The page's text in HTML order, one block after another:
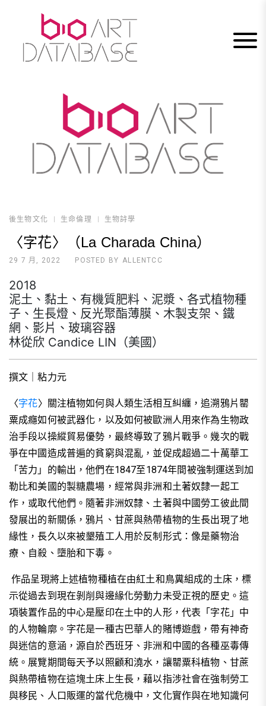
後生物文化 生命倫理 生物詩學
〈字花〉（La Charada China）
29 7 月, 2022 POSTED BY ALLENTCC
2018
泥土、黏土、有機質肥料、泥漿、各式植物種
子、生長燈、反光聚酯薄膜、木製支架、鐵
網、影片、玻璃容器
林從欣 Candice LIN（美國）
撰文｜粘力元
〈字花〉關注植物如何與人類生活相互糾纏，追溯鴉片罌
粟成癮如何被武器化，以及如何被歐洲人用來作為生物政
治手段以操縱貿易優勢，最終導致了鴉片戰爭。幾次的戰
爭在中國造成普遍的貧窮與混亂，並促成超過二十萬華工
「苦力」的輸出，他們在1847至1874年間被強制運送到加
勒比和美國的製糖農場，經常與非洲和土著奴隸一起工
作，或取代他們。隨著非洲奴隸、土著與中國勞工彼此間
發展出的新關係，鴉片、甘蔗與熱帶植物的生長出現了地
緣性，長久以來被墾殖工人用於反制形式：像是藥物治
療、自殺、墮胎和下毒。
作品呈現將上述植物種植在由紅土和鳥糞組成的土床，標
示從過去到現在剝削與邊緣化勞動力未受正視的歷史。這
項裝置作品的中心是壓印在土中的人形，代表「字花」中
的人物輪廓。字花是一種古巴華人的賭博遊戲，帶有神奇
與迷信的意涵，源自於西班牙、非洲和中國的各種巫毒傳
統。展覽期間每天予以照顧和澆水，讓罌粟科植物、甘蔗
與熱帶植物在這塊土床上生長，藉以指涉社會在強制勞工
與移民、人口販運的當代危機中，文化實作與在地知識何